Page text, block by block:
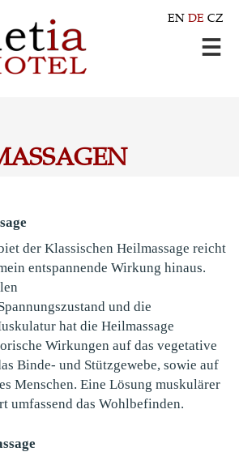
EN DE CZ
der Klassischen Heilmassage reicht
entspannende Wirkung hinaus.
und die
hat die Heilmassage
Wirkungen auf das vegetative
Binde- und Stützgewebe, sowie auf
Menschen. Eine Lösung muskulärer
umfassend das Wohlbefinden.